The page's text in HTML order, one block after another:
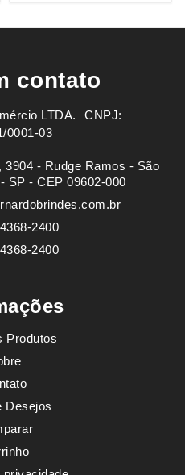
contato
LTDA. ㅤㅤㅤ CNPJ:
0001-03
3904 - Rudge Ramos - São
SP - CEP 09602-000
2400
2400
Produtos
Desejos